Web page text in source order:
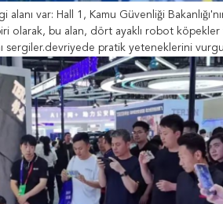
var: Hall 1, Kamu Güvenliği
olarak, bu alan, dört ayaklı robot
sergiler.devriyede pratik yeteneklerini